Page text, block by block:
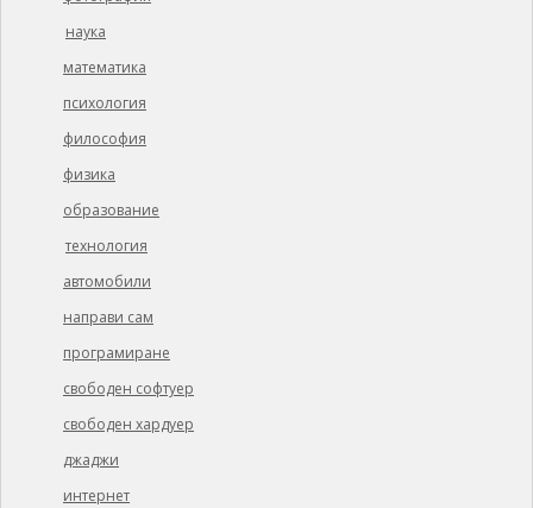
наука
математика
психология
философия
физика
образование
технология
автомобили
направи сам
програмиране
свободен софтуер
свободен хардуер
джаджи
интернет